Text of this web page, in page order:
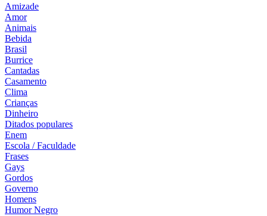
Amizade
Amor
Animais
Bebida
Brasil
Burrice
Cantadas
Casamento
Clima
Crianças
Dinheiro
Ditados populares
Enem
Escola / Faculdade
Frases
Gays
Gordos
Governo
Homens
Humor Negro